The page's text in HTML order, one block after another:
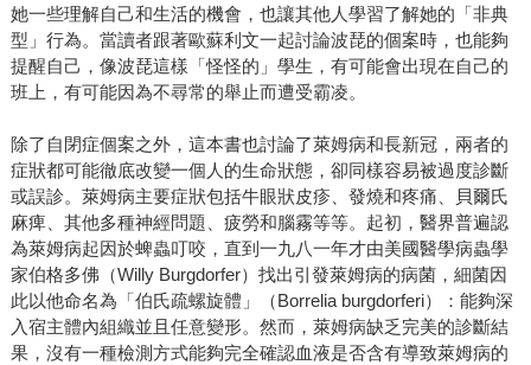
她一些理解自己和生活的機會，也讓其他人學習了解她的「非典
型」行為。當讀者跟著歐蘇利文一起討論波琵的個案時，也能夠
提醒自己，像波琵這樣「怪怪的」學生，有可能會出現在自己的
班上，有可能因為不尋常的舉止而遭受霸凌。
除了自閉症個案之外，這本書也討論了萊姆病和長新冠，兩者的
症狀都可能徹底改變一個人的生命狀態，卻同樣容易被過度診斷
或誤診。萊姆病主要症狀包括牛眼狀皮疹、發燒和疼痛、貝爾氏
麻痺、其他多種神經問題、疲勞和腦霧等等。起初，醫界普遍認
為萊姆病起因於蜱蟲叮咬，直到一九八一年才由美國醫學病蟲學
家伯格多佛（Willy Burgdorfer）找出引發萊姆病的病菌，細菌因
此以他命名為「伯氏疏螺旋體」（Borrelia burgdorferi）：能夠深
入宿主體內組織並且任意變形。然而，萊姆病缺乏完美的診斷結
果，沒有一種檢測方式能夠完全確認血液是否含有導致萊姆病的